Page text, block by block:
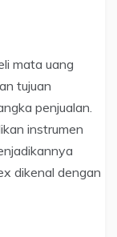
mata uang
tujuan
penjualan.
instrumen
dikenal dengan